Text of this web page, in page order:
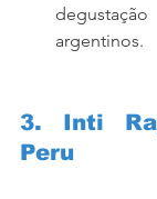
argentinos.
3. Inti
Peru